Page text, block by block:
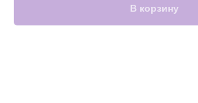
В корзину